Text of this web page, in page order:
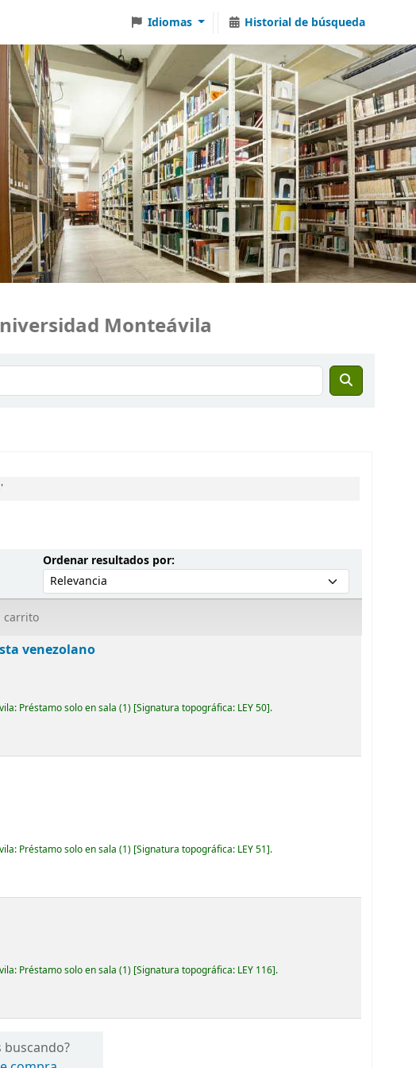
Idiomas Historial de búsqueda
Monteávila
Ordenar resultados por:Ordenar por:
carrito
venezolano
Préstamo solo en sala (1) Signatura topográfica: LEY 50 .
Préstamo solo en sala (1) Signatura topográfica: LEY 51 .
Préstamo solo en sala (1) Signatura topográfica: LEY 116 .
buscando?